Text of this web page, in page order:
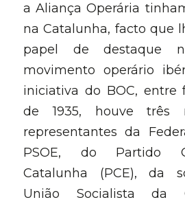
a Aliança Operária
na Catalunha, facto que
papel de destaque
movimento operário
iniciativa do BOC, entre
de 1935, houve três
representantes da
PSOE, do Partido
Catalunha (PCE), da
União Socialista da